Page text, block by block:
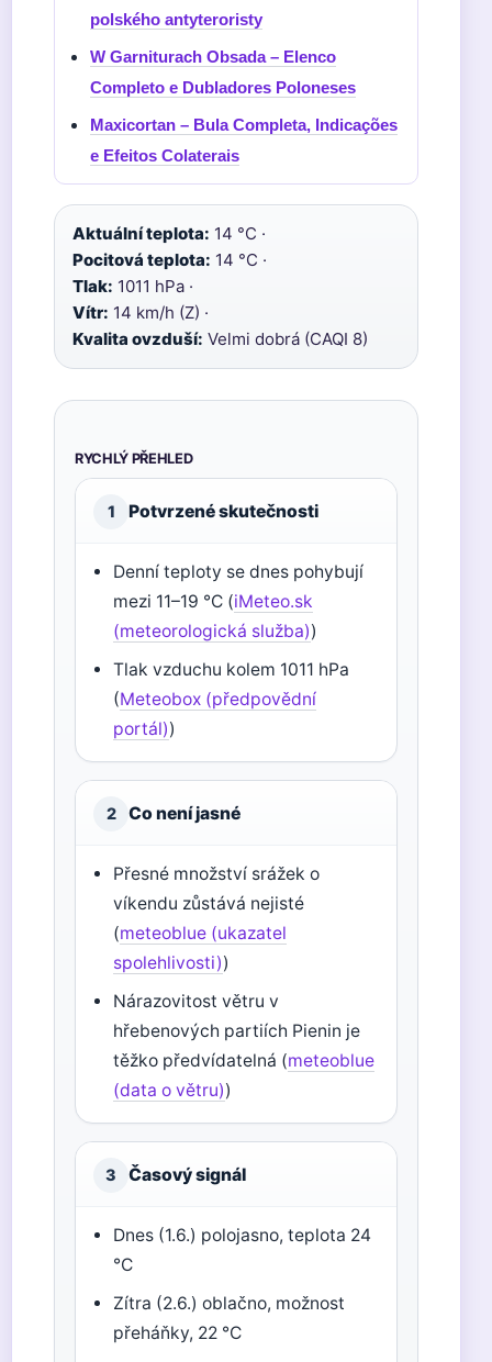
polského antyteroristy
W Garniturach Obsada – Elenco
Completo e Dubladores Poloneses
Maxicortan – Bula Completa, Indicações
e Efeitos Colaterais
Aktuální teplota: 14 °C ·
Pocitová teplota: 14 °C ·
Tlak: 1011 hPa ·
Vítr: 14 km/h (Z) ·
Kvalita ovzduší: Velmi dobrá (CAQI 8)
RYCHLÝ PŘEHLED
1 Potvrzené skutečnosti
Denní teploty se dnes pohybují
mezi 11–19 °C (iMeteo.sk
(meteorologická služba))
Tlak vzduchu kolem 1011 hPa
(Meteobox (předpovědní
portál))
2 Co není jasné
Přesné množství srážek o
víkendu zůstává nejisté
(meteoblue (ukazatel
spolehlivosti))
Nárazovitost větru v
hřebenových partiích Pienin je
těžko předvídatelná (meteoblue
(data o větru))
3 Časový signál
Dnes (1.6.) polojasno, teplota 24
°C
Zítra (2.6.) oblačno, možnost
přeháňky, 22 °C